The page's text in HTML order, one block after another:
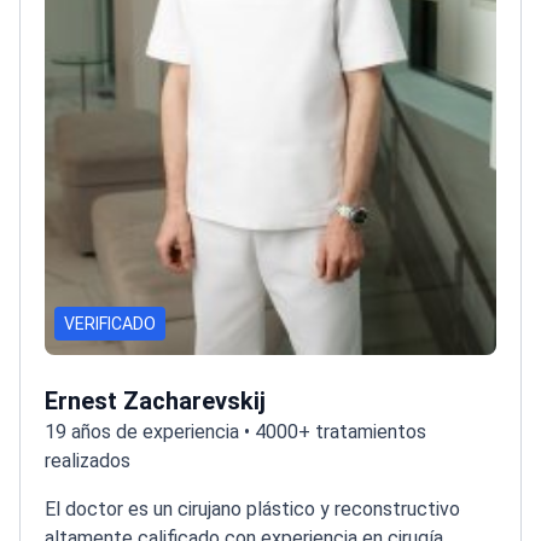
VERIFICADO
Ernest Zacharevskij
19 años de experiencia • 4000+ tratamientos
realizados
El doctor es un cirujano plástico y reconstructivo